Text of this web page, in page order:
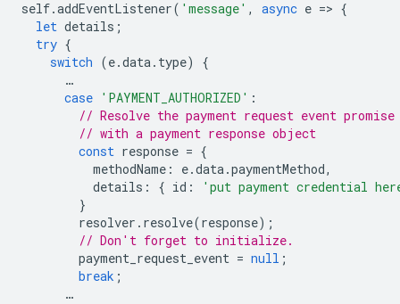
self.addEventListener( 'message' , async e => {
let details ;
try {
switch (e.data. type)
{
…
case 'PAYMENT_AUTHORIZED' :
// Resolve the payment request event promise
// with a payment response object
const response = {
methodName : e.data.paymentMethod,
details : { id :
'put payment credential
}
resolver . resolve(response);
// Don't forget to initialize.
payment_request_event = null ;
break ;
…